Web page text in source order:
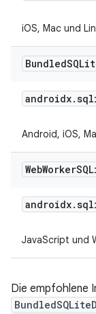
iOS, Mac und
Bundled
androidx.
Android, iOS,
WebWorker
androidx.
JavaScript und
Die empfohlene